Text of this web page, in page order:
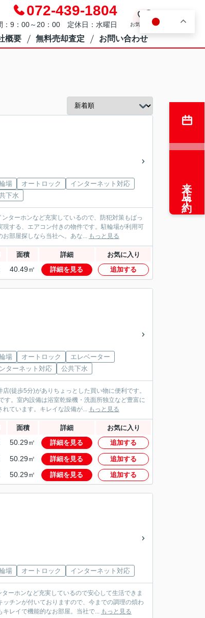
072-439-1804
：9：00～20：00 定休日：水曜日 お気に入り
概要 無料売却査定 お問い合わせ
場 オートロック
インターネット対応
下水
ターホンなど充実しているので、防犯対策もばっ
する、エアコン付きの物件です。駐輪場が利用可
部屋探しなら当社へ。あな... もっと見る
面積 詳細 お気に入り
40.49㎡ 詳細を見る 追加する
場 オートロック
エレベーター
ターネット対応
公共下水
(徒歩5分)がありちょっとした買い物に便利です。
す。室内設備は浴室乾燥機・洗面所独立など豊富に
ています。キレイな設備が... もっと見る
面積 詳細 お気に入り
50.29㎡ 詳細を見る 追加する
50.29㎡ 詳細を見る 追加する
50.29㎡ 詳細を見る 追加する
場 オートロック インターネット対応
ーホンなど充実しているので安心して生活できま
チンが付いておりますので、今までの調理の煩わ
レイで機能的なお部屋。当社で... もっと見る
来店予約